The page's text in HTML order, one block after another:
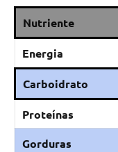
Nutriente
Energia
Carboidrato
Proteínas
Gorduras